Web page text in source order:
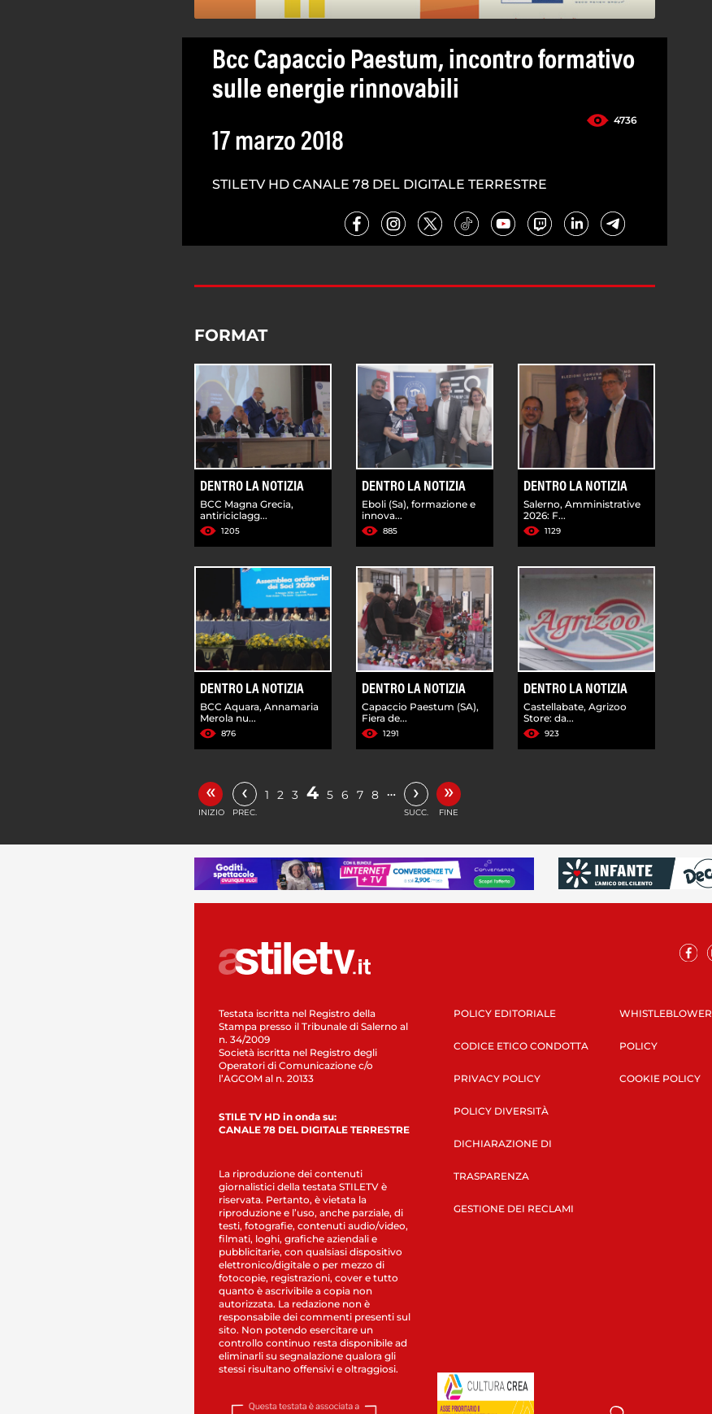
Bcc Capaccio Paestum, incontro formativo
sulle energie rinnovabili
4736
17 marzo 2018
STILETV HD CANALE 78 DEL DIGITALE TERRESTRE
FORMAT
DENTRO LA NOTIZIA
BCC Magna Grecia,
antiriciclagg...
1205
DENTRO LA NOTIZIA
Eboli (Sa), formazione e
innova...
885
DENTRO LA NOTIZIA
Salerno, Amministrative
2026: F...
1129
DENTRO LA NOTIZIA
BCC Aquara, Annamaria
Merola nu...
876
DENTRO LA NOTIZIA
Capaccio Paestum (SA),
Fiera de...
1291
DENTRO LA NOTIZIA
Castellabate, Agrizoo
Store: da...
923
«
INIZIO
‹
PREC.
1 2 3 4 5 6 7 8 … ›
SUCC.
»
FINE
Testata iscritta nel Registro della
Stampa presso il Tribunale di Salerno al
n. 34/2009
Società iscritta nel Registro degli
Operatori di Comunicazione c/o
l’AGCOM al n. 20133
STILE TV HD in onda su:
CANALE 78 DEL DIGITALE TERRESTRE
La riproduzione dei contenuti
giornalistici della testata STILETV è
riservata. Pertanto, è vietata la
riproduzione e l’uso, anche parziale, di
testi, fotografie, contenuti audio/video,
filmati, loghi, grafiche aziendali e
pubblicitarie, con qualsiasi dispositivo
elettronico/digitale o per mezzo di
fotocopie, registrazioni, cover e tutto
quanto è ascrivibile a copia non
autorizzata. La redazione non è
responsabile dei commenti presenti sul
sito. Non potendo esercitare un
controllo continuo resta disponibile ad
eliminarli su segnalazione qualora gli
stessi risultano offensivi e oltraggiosi.
POLICY EDITORIALE
CODICE ETICO CONDOTTA
PRIVACY POLICY
POLICY DIVERSITÀ
DICHIARAZIONE DI
TRASPARENZA
GESTIONE DEI RECLAMI
WHISTLEBLOWER
POLICY
COOKIE POLICY